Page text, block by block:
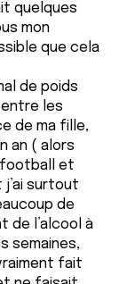
quelques
mon
que cela
de poids
entre les
de ma fille,
an ( alors
football et
j’ai surtout
de
de l’alcool à
semaines,
fait